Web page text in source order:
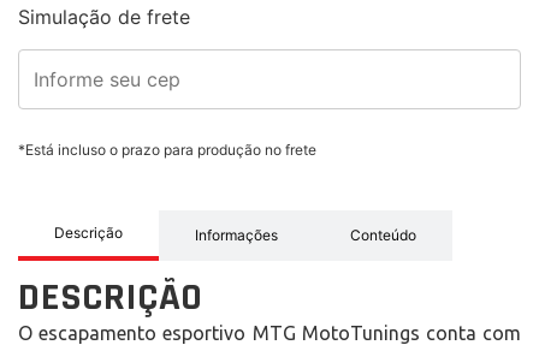
Simulação de frete
*Está incluso o prazo para produção no frete
Descrição Informações Conteúdo
DESCRIÇÃO
O escapamento esportivo MTG MotoTunings conta com